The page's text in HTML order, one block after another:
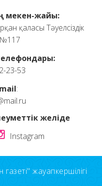
мекен-жайы:
қаласы Тәуелсіздік
№117
23-53
:
желіде
Instagram
жауапкершілігі